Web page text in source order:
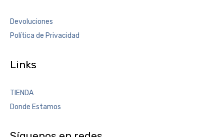
Devoluciones
Política de Privacidad
Links
TIENDA
Donde Estamos